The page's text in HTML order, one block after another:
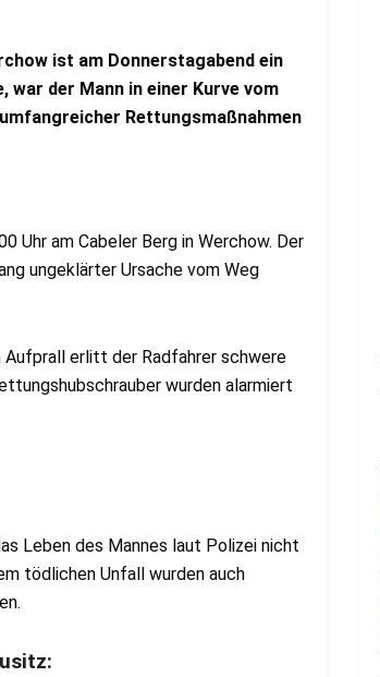
ist am Donnerstagabend ein
war der Mann in einer Kurve vom
Rettungsmaßnahmen
Uhr am Cabeler Berg in Werchow. Der
ungeklärter Ursache vom Weg
Aufprall erlitt der Radfahrer schwere
wurden alarmiert
Leben des Mannes laut Polizei nicht
tödlichen Unfall wurden auch